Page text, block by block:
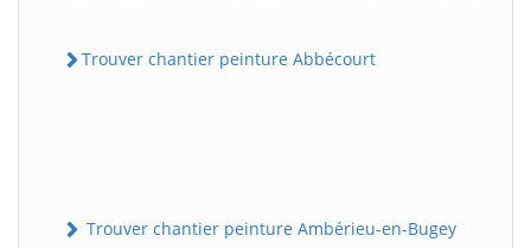
Trouver chantier peinture Abbécourt
Trouver chantier peinture Ambérieu-en-Bugey